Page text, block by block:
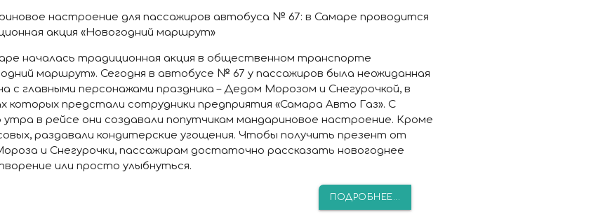
настроение для пассажиров автобуса № 67: в Самаре проводится
акция «Новогодний маршрут»
началась традиционная акция в общественном транспорте
маршрут». Сегодня в автобусе № 67 у пассажиров была неожиданная
с главными персонажами праздника – Дедом Морозом и Снегурочкой, в
которых предстали сотрудники предприятия «Самара Авто Газ». С
утра в рейсе они создавали попутчикам мандариновое настроение. Кроме
раздавали кондитерские угощения. Чтобы получить презент от
и Снегурочки, пассажирам достаточно рассказать новогоднее
или просто улыбнуться.
ПОДРОБНЕЕ...